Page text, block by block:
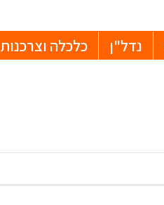
נדל"ן כלכלה וצרכנות